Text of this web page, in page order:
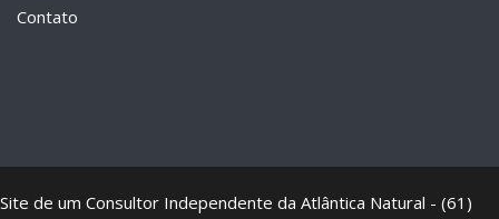
Contato
Site de um Consultor Independente da Atlântica Natural - (61)